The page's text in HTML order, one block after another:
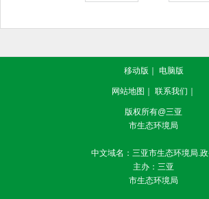
移动版 ｜ 电脑版
网站地图 ｜ 联系我们 ｜
版权所有@三亚
市生态环境局
中文域名：三亚市生态环境局.
主办：三亚
市生态环境局